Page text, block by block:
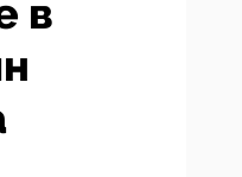
в